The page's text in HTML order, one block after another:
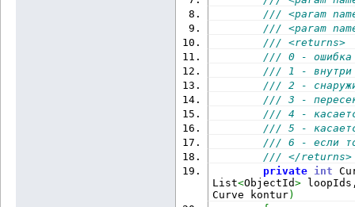
DeleteObj (
ObjectId
}
tr
.
}
return
StartAngle
EndAngle + angle
(new Point3d (
Radius,
Add ( ms
IntersectPoints(plId,
Curve, plane,
разрезаем кривую,
разрезанную
.AddRange(
Point3dCollection
Point3dCollection())
(Point3d point in
/// <param
/// <param
/// <returns>
/// 0 - ошибка
/// 1 - внутри
/// 2 -
/// 3 -
/// 4 -
/// 5 -
/// 6 - если
/// </returns>
private int
List<ObjectId>
Curve kontur)